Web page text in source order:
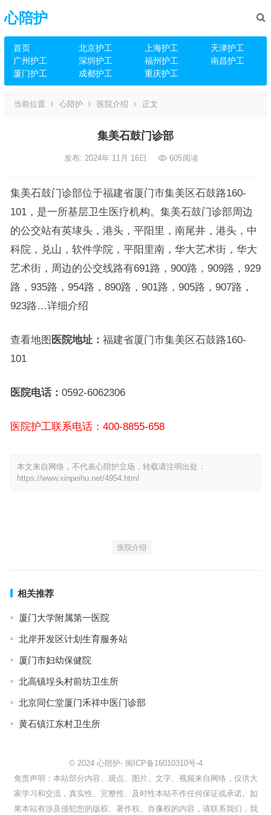
心陪护
首页 北京护工 上海护工
天津护工
广州护工
深圳护工 福州护工
南昌护工
厦门护工
成都护工 重庆护工
当前位置 心陪护 医院介绍 正文
集美石鼓门诊部
发布: 2024年 11月 16日 605阅读
集美石鼓门诊部位于福建省厦门市集美区石鼓路160-
101，是一所基层卫生医疗机构。集美石鼓门诊部周边
的公交站有英埭头，港头，平阳里，南尾井，港头，中
科院，兑山，软件学院，平阳里南，华大艺术街，华大
艺术街，周边的公交线路有691路，900路，909路，929
路，935路，954路，890路，901路，905路，907路，
923路…详细介绍
查看地图 医院地址： 福建省厦门市集美区石鼓路160-
101
医院电话： 0592-6062306
医院护工联系电话：400-8855-658
本文来自网络，不代表心陪护立场，转载请注明出处：
https://www.xinpeihu.net/4954.html
医院介绍
相关推荐
厦门大学附属第一医院
北岸开发区计划生育服务站
厦门市妇幼保健院
北高镇埕头村前坊卫生所
北京同仁堂厦门禾祥中医门诊部
黄石镇江东村卫生所
© 2024 心陪护- 闽ICP备16010310号-4
免责声明：本站部分内容、观点、图片、文字、视频来自网络，仅供大
家学习和交流，真实性、完整性、及时性本站不作任何保证或承诺。如
果本站有涉及侵犯您的版权、著作权、肖像权的内容，请联系我们，我